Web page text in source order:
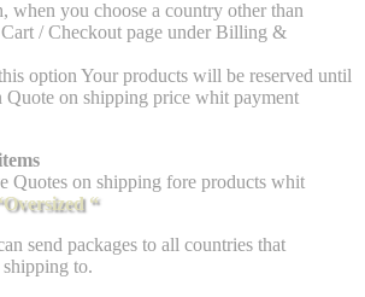
when you choose a country other than
/ Checkout page under Billing &
option Your products will be reserved until
Quote on shipping price whit payment
Quotes on shipping fore products whit
“
send packages to all countries that
to.